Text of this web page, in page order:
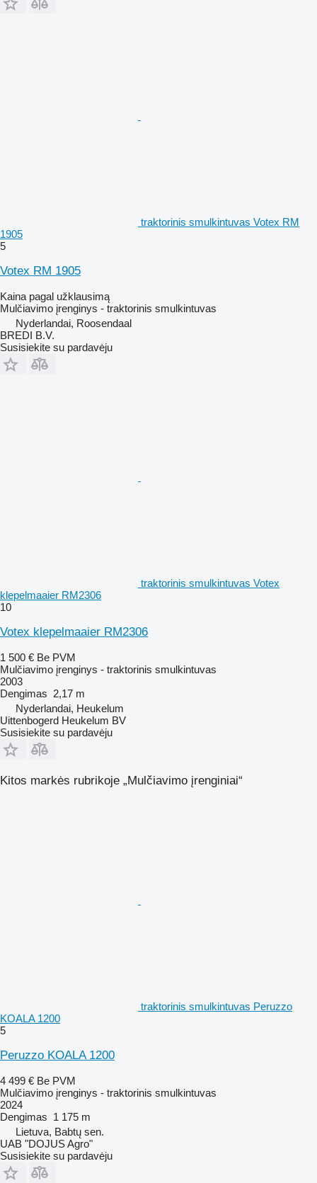
traktorinis smulkintuvas Votex RM
1905
5
Votex RM 1905
Kaina pagal užklausimą
Mulčiavimo įrenginys - traktorinis smulkintuvas
Nyderlandai, Roosendaal
BREDI B.V.
Susisiekite su pardavėju
traktorinis smulkintuvas Votex
klepelmaaier RM2306
10
Votex klepelmaaier RM2306
1 500 € Be PVM
Mulčiavimo įrenginys - traktorinis smulkintuvas
2003
Dengimas 2,17 m
Nyderlandai, Heukelum
Uittenbogerd Heukelum BV
Susisiekite su pardavėju
Kitos markės rubrikoje „Mulčiavimo įrenginiai“
traktorinis smulkintuvas Peruzzo
KOALA 1200
5
Peruzzo KOALA 1200
4 499 € Be PVM
Mulčiavimo įrenginys - traktorinis smulkintuvas
2024
Dengimas 1 175 m
Lietuva, Babtų sen.
UAB "DOJUS Agro"
Susisiekite su pardavėju